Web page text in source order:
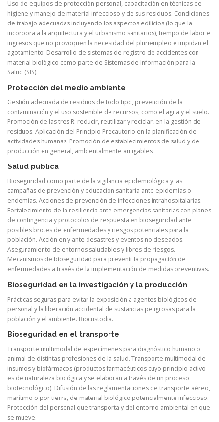
Uso de equipos de protección personal, capacitación en técnicas de
higiene y manejo de material infeccioso y de sus residuos. Condiciones
de trabajo adecuadas incluyendo los aspectos edilicios (lo que la
incorpora a la arquitectura y el urbanismo sanitarios), tiempo de labor e
ingresos que no provoquen la necesidad del pluriempleo e impidan el
agotamiento. Desarrollo de sistemas de registro de accidentes con
material biológico como parte de Sistemas de Información para la
Salud (SIS).
Protección del medio ambiente
Gestión adecuada de residuos de todo tipo, prevención de la
contaminación y el uso sostenible de recursos, como el agua y el suelo.
Promoción de las tres R: reducir, reutilizar y reciclar, en la gestión de
residuos. Aplicación del Principio Precautorio en la planificación de
actividades humanas. Promoción de establecimientos de salud y de
producción en general, ambientalmente amigables.
Salud pública
Bioseguridad como parte de la vigilancia epidemiológica y las
campañas de prevención y educación sanitaria ante epidemias o
endemias. Acciones de prevención de infecciones intrahospitalarias.
Fortalecimiento de la resiliencia ante emergencias sanitarias con planes
de contingencia y protocolos de respuesta en bioseguridad ante
posibles brotes de enfermedades y riesgos potenciales para la
población. Acción en y ante desastres y eventos no deseados.
Aseguramiento de entornos saludables y libres de riesgos.
Mecanismos de bioseguridad para prevenir la propagación de
enfermedades a través de la implementación de medidas preventivas.
Bioseguridad en la investigación y la producción
Prácticas seguras para evitar la exposición a agentes biológicos del
personal y la liberación accidental de sustancias peligrosas para la
población y el ambiente. Biocustodia.
Bioseguridad en el transporte
Transporte multimodal de especímenes para diagnóstico humano o
animal de distintas profesiones de la salud. Transporte multimodal de
insumos y biofármacos (productos farmacéuticos cuyo principio activo
es de naturaleza biológica y se elaboran a través de un proceso
biotecnológico). Difusión de las reglamentaciones de transporte aéreo,
marítimo o por tierra, de material biológico potencialmente infeccioso.
Protección del personal que transporta y del entorno ambiental en que
se mueve.